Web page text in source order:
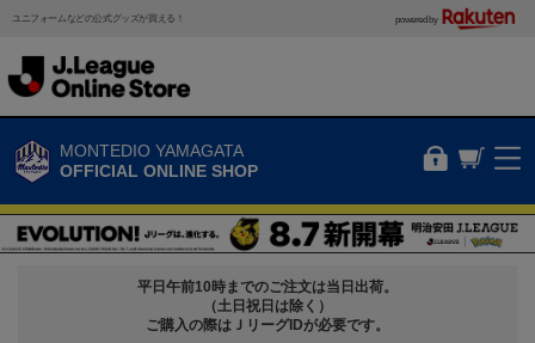
ユニフォームなどの公式グッズが買える！ powered by
MONTEDIO YAMAGATA
OFFICIAL ONLINE SHOP
平日午前10時までのご注文は当日出荷。
（土日祝日は除く）
ご購入の際はＪリーグIDが必要です。